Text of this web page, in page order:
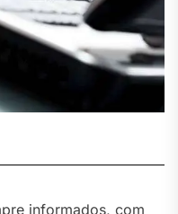
informados, com